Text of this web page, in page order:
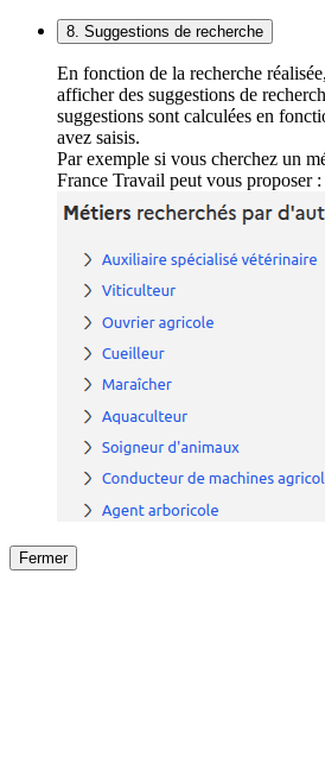
8. Suggestions de recherche
En fonction de la recherche
afficher des suggestions de
suggestions sont calculées en
avez saisis.
Par exemple si vous cherchez un
France Travail peut vous proposer :
Fermer